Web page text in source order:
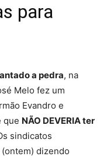
para
a pedra, na
Melo fez um
Evandro e
que NÃO DEVERIA ter
sindicatos
dizendo